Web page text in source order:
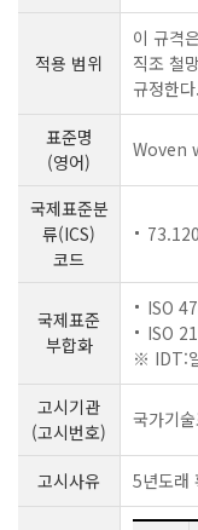
적용 범위
이 규격
직조 철
규정한
표준명
(영어)
Woven
국제표준분
류(ICS)
코드
국제표준
부합화
ISO
ISO
※ IDT:
고시기관
(고시번호)
국가기
고시사유 5년도래